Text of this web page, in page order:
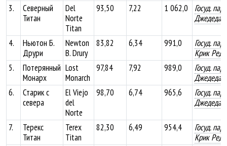
3.
Северный
Титан
Del
Norte
Titan
93,50 7,22 1 062,0
Госуд.
4.
Ньютон Б.
Друри
Newton
B. Drury
83,82 6,34 991,0
Госуд.
Крик
5.
Потерянный
Монарх
Lost
Monarch
97,84 7,92 989,0
Госуд.
6.
Старик с
севера
El Viejo
del
Norte
98,70 6,74 965,6
Госуд.
7.
Терекс
Титан
Terex
Titan
82,30 6,49 954,4
Госуд.
Крик